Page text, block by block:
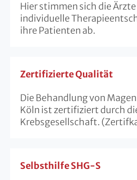
Hier stimmen sich die
individuelle
ihre Patienten ab.
Zertifizierte Qualität
Die Behandlung von
Köln ist zertifiziert durch
Krebsgesellschaft.
Selbsthilfe SHG-S